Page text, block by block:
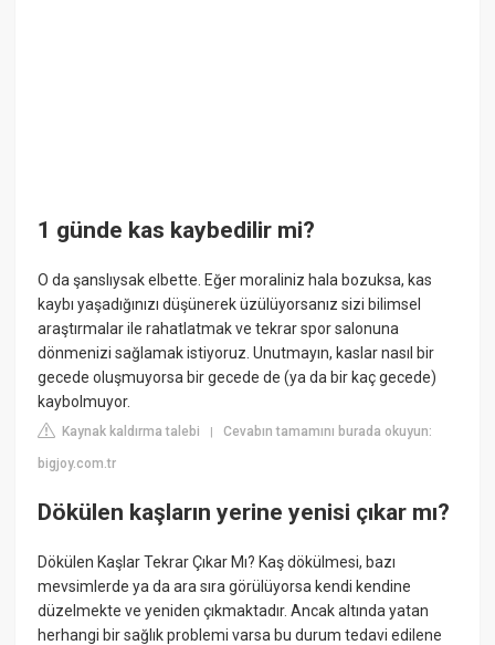
1 günde kas kaybedilir mi?
O da şanslıysak elbette. Eğer moraliniz hala bozuksa, kas
kaybı yaşadığınızı düşünerek üzülüyorsanız sizi bilimsel
araştırmalar ile rahatlatmak ve tekrar spor salonuna
dönmenizi sağlamak istiyoruz. Unutmayın, kaslar nasıl bir
gecede oluşmuyorsa bir gecede de (ya da bir kaç gecede)
kaybolmuyor.
Kaynak kaldırma talebi |Cevabın tamamını burada okuyun:
bigjoy.com.tr
Dökülen kaşların yerine yenisi çıkar mı?
Dökülen Kaşlar Tekrar Çıkar Mı? Kaş dökülmesi, bazı
mevsimlerde ya da ara sıra görülüyorsa kendi kendine
düzelmekte ve yeniden çıkmaktadır. Ancak altında yatan
herhangi bir sağlık problemi varsa bu durum tedavi edilene